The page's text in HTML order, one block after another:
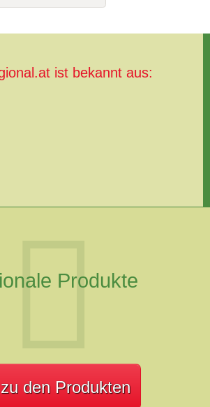
ist bekannt aus:
Produkte
zu den Produkten